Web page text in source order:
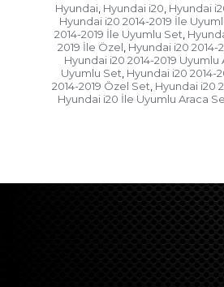
Hyundai Hyundai i20 Hyundai
Hyundai i20 2014-2019 İle
2014-2019 İle Uyumlu Set
2019 İle Özel Hyundai i20 2014-
Hyundai i20 2014-2019
Uyumlu Set Hyundai i20 2014-
2014-2019 Özel Set Hyundai i20
Hyundai i20 İle Uyumlu Araca